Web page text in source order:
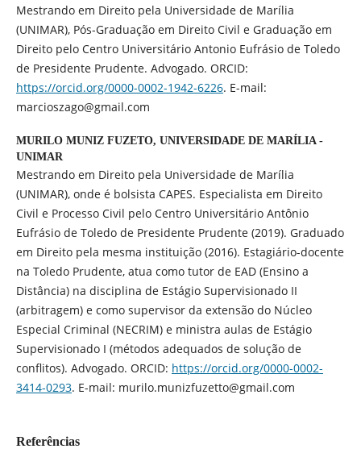
Mestrando em Direito pela Universidade de Marília
(UNIMAR), Pós-Graduação em Direito Civil e Graduação em
Direito pelo Centro Universitário Antonio Eufrásio de Toledo
de Presidente Prudente. Advogado. ORCID:
https://orcid.org/0000-0002-1942-6226. E-mail:
marcioszago@gmail.com
MURILO MUNIZ FUZETO, UNIVERSIDADE DE MARÍLIA -
UNIMAR
Mestrando em Direito pela Universidade de Marília
(UNIMAR), onde é bolsista CAPES. Especialista em Direito
Civil e Processo Civil pelo Centro Universitário Antônio
Eufrásio de Toledo de Presidente Prudente (2019). Graduado
em Direito pela mesma instituição (2016). Estagiário-docente
na Toledo Prudente, atua como tutor de EAD (Ensino a
Distância) na disciplina de Estágio Supervisionado II
(arbitragem) e como supervisor da extensão do Núcleo
Especial Criminal (NECRIM) e ministra aulas de Estágio
Supervisionado I (métodos adequados de solução de
conflitos). Advogado. ORCID: https://orcid.org/0000-0002-
3414-0293. E-mail: murilo.munizfuzetto@gmail.com
Referências